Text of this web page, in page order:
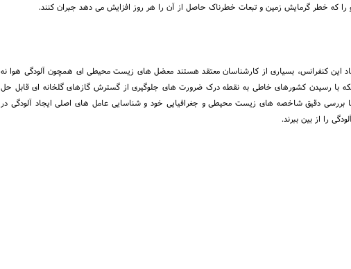
را که خطر گرمایش زمین و تبعات خطرناک حاصل از آن را هر روز افزایش می دهد جبران کنند.
این کنفرانس، بسیاری از کارشناسان معتقد هستند معضل های زیست محیطی ای همچون آلودگی هوا نه
با رسیدن کشورهای خاطی به نقطه درک ضرورت های جلوگیری از گسترش گازهای گلخانه ای قابل حل
با بررسی دقیق شاخصه های زیست محیطی و جغرافیایی خود و شناسایی عامل های اصلی ایجاد آلودگی در
را از بین ببرند.